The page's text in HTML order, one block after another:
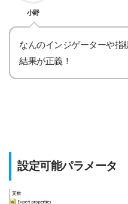
小野
なんのインジゲーターや指
結果が正義！
設定可能パラメータ